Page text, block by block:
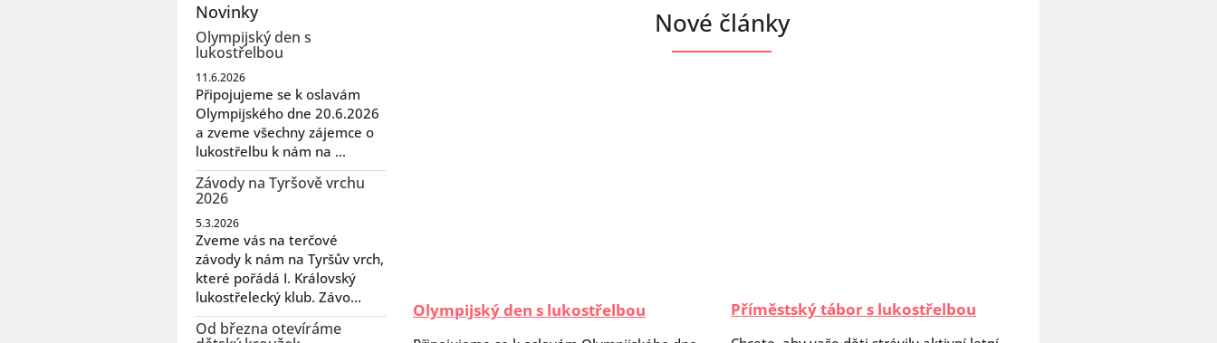
Novinky
Olympijský den s
lukostřelbou
11.6.2026
Připojujeme se k oslavám
Olympijského dne 20.6.2026
a zveme všechny zájemce o
lukostřelbu k nám na ...
Závody na Tyršově vrchu
2026
5.3.2026
Zveme vás na terčové
závody k nám na Tyršův vrch,
které pořádá I. Královský
lukostřelecký klub. Závo...
Od března otevíráme
Nové články
Olympijský den s lukostřelbou Příměstský tábor s lukostřelbou